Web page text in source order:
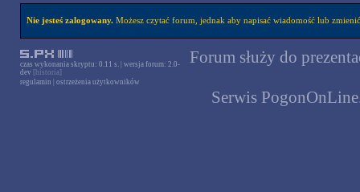
Nie jesteś zalogowany.Możesz czytać forum, jednak aby napisać wiadomość lub
czas wykonania skryptu: 0.11 s. | wersja forum: 2.0-
dev [historia]
regulamin
ostrzeżenia użytkowników
Forum służy do
Serwis